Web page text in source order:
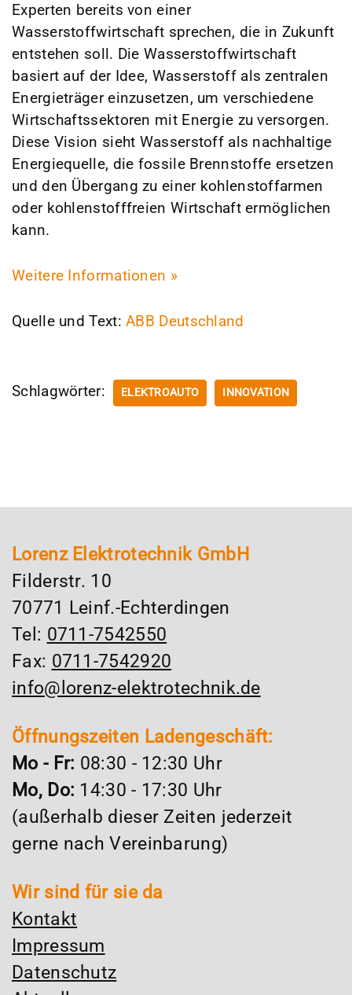
Experten bereits von einer
Wasserstoffwirtschaft sprechen, die in Zukunft
entstehen soll. Die Wasserstoffwirtschaft
basiert auf der Idee, Wasserstoff als zentralen
Energieträger einzusetzen, um verschiedene
Wirtschaftssektoren mit Energie zu versorgen.
Diese Vision sieht Wasserstoff als nachhaltige
Energiequelle, die fossile Brennstoffe ersetzen
und den Übergang zu einer kohlenstoffarmen
oder kohlenstofffreien Wirtschaft ermöglichen
kann.
Weitere Informationen »
Quelle und Text:ABB Deutschland
Schlagwörter: ELEKTROAUTO INNOVATION
Lorenz Elektrotechnik GmbH
Filderstr. 10
70771 Leinf.-Echterdingen
Tel: 0711-7542550
Fax: 0711-7542920
info@lorenz-elektrotechnik.de
Öffnungszeiten Ladengeschäft:
Mo - Fr: 08:30 - 12:30 Uhr
Mo, Do: 14:30 - 17:30 Uhr
(außerhalb dieser Zeiten jederzeit
gerne nach Vereinbarung)
Wir sind für sie da
Kontakt
Impressum
Datenschutz